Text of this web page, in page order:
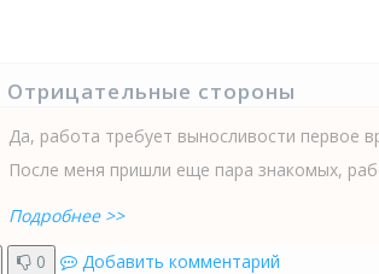
Отрицательные стороны
Да, работа требует выносливости первое
После меня пришли еще пара знакомых,
Подробнее >>
0 Добавить комментарий